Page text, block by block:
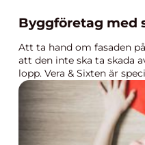
Byggföretag med
Att ta hand om fasaden
att den inte ska ta skada
lopp. Vera & Sixten är